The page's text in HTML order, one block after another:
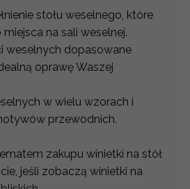
stołu weselnego, które
na sali weselnej.
weselnych dopasowane
oprawę Waszej
w wielu wzorach i
przewodnich.
zakupu winietki na stół
jeśli zobaczą winietki na